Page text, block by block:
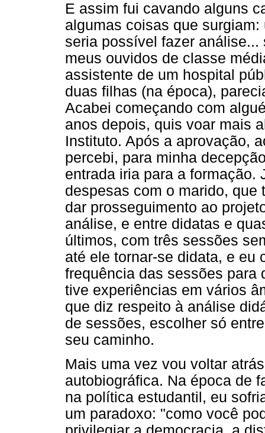
E assim fui cavando alguns
algumas coisas que
seria possível fazer
meus ouvidos de classe
assistente de um hospital
duas filhas (na época),
Acabei começando com
anos depois, quis voar mais
Instituto. Após a aprovação,
percebi, para minha
entrada iria para a
despesas com o marido, que
dar prosseguimento ao
análise, e entre didatas e
últimos, com três sessões
até ele tornar-se didata, e eu
frequência das sessões para
tive experiências em vários
que diz respeito à análise
de sessões, escolher só
seu caminho.
Mais uma vez vou voltar
autobiográfica. Na época de
na política estudantil, eu
um paradoxo: "como você